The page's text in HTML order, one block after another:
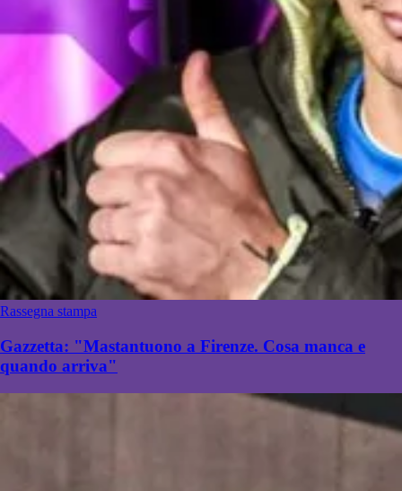
Rassegna stampa
Gazzetta: "Mastantuono a Firenze. Cosa manca e
quando arriva"